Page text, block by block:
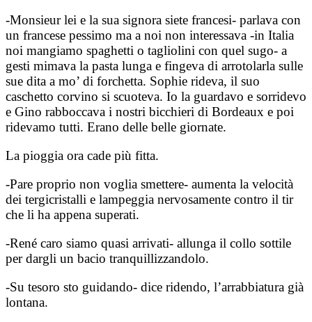
-Monsieur lei e la sua signora siete francesi- parlava con
un francese pessimo ma a noi non interessava -in Italia
noi mangiamo spaghetti o tagliolini con quel sugo- a
gesti mimava la pasta lunga e fingeva di arrotolarla sulle
sue dita a mo’ di forchetta. Sophie rideva, il suo
caschetto corvino si scuoteva. Io la guardavo e sorridevo
e Gino rabboccava i nostri bicchieri di Bordeaux e poi
ridevamo tutti. Erano delle belle giornate.
La pioggia ora cade più fitta.
-Pare proprio non voglia smettere- aumenta la velocità
dei tergicristalli e lampeggia nervosamente contro il tir
che li ha appena superati.
-René caro siamo quasi arrivati- allunga il collo sottile
per dargli un bacio tranquillizzandolo.
-Su tesoro sto guidando- dice ridendo, l’arrabbiatura già
lontana.